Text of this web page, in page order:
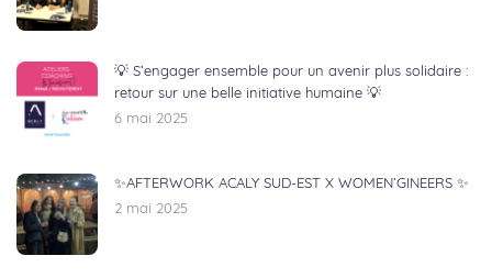
💡 S’engager ensemble pour un avenir plus solidaire :
retour sur une belle initiative humaine 💡
6 mai 2025
✨AFTERWORK ACALY SUD-EST X WOMEN’GINEERS ✨
2 mai 2025